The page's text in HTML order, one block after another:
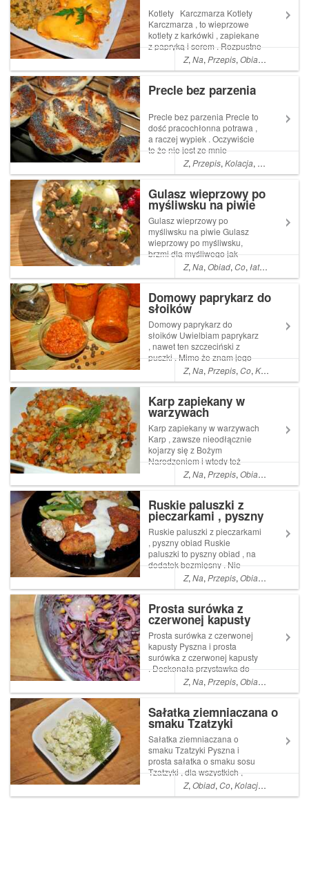
Kotlety Karczmarza Kotlety
Karczmarza , to wieprzowe
kotlety z karkówki , zapiekane
z papryką i serem . Rozpustne
danie jak na karczmę
przystało , pod piwko Read
Karczmarza pocho...
Z,Na,Przepis,Obiad ,
Precle bez parzenia
Precle bez parzenia Precle to
dość pracochłonna potrawa ,
a raczej wypiek . Oczywiście
to że nie jest ze mnie
mistrzunio piekarnika to już
wiecie .Tak więc nie owijając
bez parzenia pochodzi z
serwisu Ogrodnik w podróży.
...
Z,Przepis,Kolacja, Pyszne
Gulasz wieprzowy po
myśliwsku na piwie
Gulasz wieprzowy po
myśliwsku na piwie Gulasz
wieprzowy po myśliwsku,
brzmi dla myśliwego jak
profanacja. Prawdziwy
myśliwski powinien być z
jest ona pod ręką . Read More
... Artykuł Gulasz wieprzowy
po myśliwsku na piwie poc...
Z,Na,Obiad,Co,łatwe
Domowy paprykarz do
słoików
Domowy paprykarz do
słoików Uwielbiam paprykarz
, nawet ten szczeciński z
puszki . Mimo że znam jego
niechlubny skład to czasami
się skuszę
Z,Na,Przepis,Co,Kolacja
Karp zapiekany w
warzywach
Karp zapiekany w warzywach
Karp , zawsze nieodłącznie
kojarzy się z Bożym
Narodzeniem i wtedy też
smakuje najlepiej . Co roku
jest na naszym stole .
dzwonki , Read More ...
Artykuł Karp zapiekany w
warzywach pochodzi z
serwisu Ogrod...
Z,Na,Przepis,Obiad ,
Ruskie paluszki z
pieczarkami , pyszny
obiad
Ruskie paluszki z pieczarkami
, pyszny obiad Ruskie
paluszki to pyszny obiad , na
dodatek bezmięsny . Nie
ważne czy jesteście
wegetarianami , czy lubicie
Read More ... Artykuł Ruskie
paluszki z pieczarkami ,
pyszny obiad po...
Z,Na,Przepis,Obiad ,
Prosta surówka z
czerwonej kapusty
Prosta surówka z czerwonej
kapusty Pyszna i prosta
surówka z czerwonej kapusty
. Doskonała przystawka do
obiadu , a do tego zdrowa i
nie wymagająca żadnych
Z,Na,Przepis,Obiad ,
Sałatka ziemniaczana o
smaku Tzatzyki
Sałatka ziemniaczana o
smaku Tzatzyki Pyszna i
prosta sałatka o smaku sosu
Tzatzyki , dla wszystkich ,
którzy kochają czosnkowe
aromaty
Z,Obiad,Co,Kolacja ,